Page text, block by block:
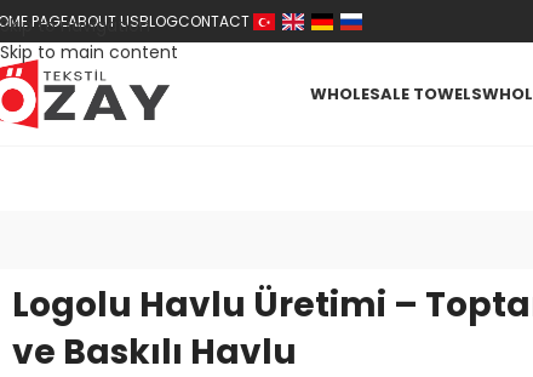
Skip to navigation
Skip to main content
PAGEABOUT USBLOGCONTACT
WHOLESALE TOWELS
Logolu Havlu Üretimi –
ve Baskılı Havlu